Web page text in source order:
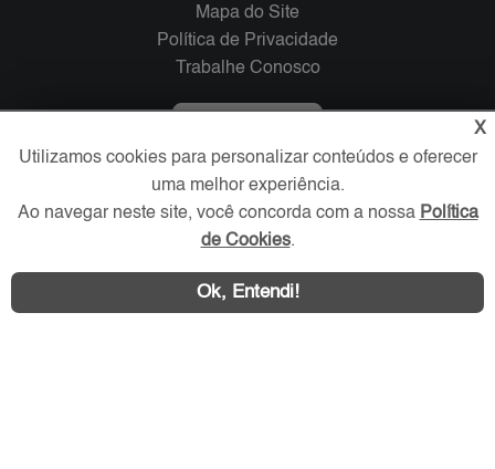
Mapa do Site
Política de Privacidade
Trabalhe Conosco
Redes Sociais
X
Utilizamos cookies para personalizar conteúdos e oferecer
uma melhor experiência.
Ao navegar neste site, você concorda com a nossa Política
de Cookies.
Ok, Entendi!